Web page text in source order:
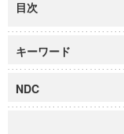
目次
キーワード
NDC